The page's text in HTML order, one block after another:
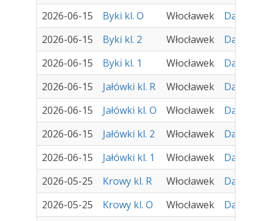
2026-06-15
Byki kl. O Włocławek
Damir -
2026-06-15
Byki kl. 2 Włocławek
Damir -
2026-06-15
Byki kl. 1 Włocławek
Damir -
2026-06-15
Jałówki kl. R Włocławek
Damir -
2026-06-15
Jałówki kl. O Włocławek
Damir -
2026-06-15
Jałówki kl. 2 Włocławek
Damir -
2026-06-15
Jałówki kl. 1 Włocławek
Damir -
2026-05-25
Krowy kl. R Włocławek
Damir -
2026-05-25
Krowy kl. O Włocławek
Damir -